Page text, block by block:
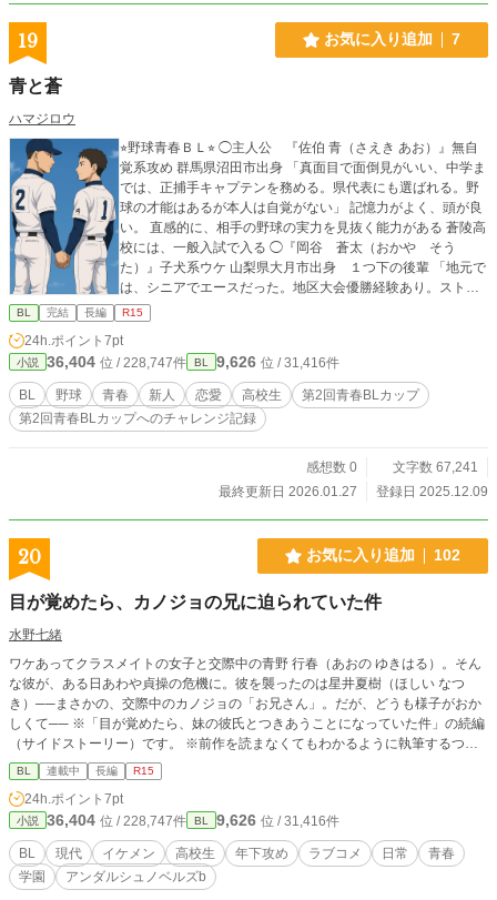
直してまた貼り直したりします。ご容赦ください。
19 お気に入り追加 7
青と蒼
ハマジロウ
⭐︎野球青春ＢＬ⭐︎ ◯主人公 『佐伯 青（さえき あお）』無自
覚系攻め 群馬県沼田市出身 「真面目で面倒見がいい、中学ま
では、正捕手キャプテンを務める。県代表にも選ばれる。野
球の才能はあるが本人は自覚がない」 記憶力がよく、頭が良
い。 直感的に、相手の野球の実力を見抜く能力がある 蒼陵高
校には、一般入試で入る ◯『岡谷 蒼太（おかや そう
た）』子犬系ウケ 山梨県大月市出身 １つ下の後輩 「地元で
は、シニアでエースだった。地区大会優勝経験あり。ストレ
ートは弱いが、多くの球種を投げ分ける制球力ある。得意球
はフォーク。他、スライダー、カーブ、シュート、チェンジ
アップなど多才。控え目に見えるが実は勝ち気」 心を許し
た相手には、甘えるタイプ。 あまり感情をだすタイプではな
いが、青の前だと感情豊かとなる、スポーツ自己推薦枠で入
学 ◯『角石 剛志（すみいし ごうし）』 ツンデレ系ウケ
東京都立川市出身 「高橋とは、幼なじみで小学5年からバ
器、変化球の球種は少な目.スライダー、カーブ」 クセのある
性格、感情の起伏が、激しく。つい相手にキツく当たったり
は冷静沈着、剛志のことをいつも見ている、特待生推薦枠で
ことろもあり、非情な決断もするため、恐れられているとこ
ろもあるが、本来の気質は、穏やかで優しい。 選手の練習の
様子を細かくチェックし、メモをよくとる。 ◯佐々木コーチ
（20代後半） 体育教師兼野球部コーチ 独身 性格明るくてサ
ッパリ 指導は的確で、わかりやすく部員から人気ある。 選手
に指導が偏る傾向があり 趣味はキャンプ ◯物語の舞台 私立
甲子園は4年前に進出 野球部専用グラウンド、屋内トレーニ
ングルームなど施設は充実。 練習はきつめ、休日は練習試
合、練習は個々の自主練を重んじる傾向、髪型は自由、 寮の
規則は緩く、寮の生活は堅苦しくない、練習後は、部員は自
由に過ごせる。オフの日は自由に遊びに行けるなど、オンと
BL 完結 長編 R15
24h.ポイント 7pt
小説 36,404 位 / 228,747件 BL 9,626 位 / 31,416件
BL 野球 青春 新人 恋愛 高校生
第2回青春BLカップ
第2回青春BLカップへのチャレンジ記録
感想数 0
文字数 67,241
最終更新日 2026.01.27
登録日 2025.12.09
20 お気に入り追加 102
目が覚めたら、カノジョの兄に迫られていた件
水野七緒
ワケあってクラスメイトの女子と交際中の青野 行春（あおの ゆきはる）。そん
な彼が、ある日あわや貞操の危機に。彼を襲ったのは星井夏樹（ほしい なつ
き）──まさかの、交際中のカノジョの「お兄さん」。だが、どうも様子がおか
しくて── ※「目が覚めたら、妹の彼氏とつきあうことになっていた件」の続編
（サイドストーリー）です。 ※前作を読まなくてもわかるように執筆するつも
りですが、前作も読んでいただけると有り難いです。 ※エンドは1種類の予定で
すが、２種類になるかもしれません。
BL 連載中 長編 R15
24h.ポイント 7pt
小説 36,404 位 / 228,747件 BL 9,626 位 / 31,416件
BL 現代 イケメン 高校生 年下攻め ラブコメ 日常
青春
学園
アンダルシュノベルズb